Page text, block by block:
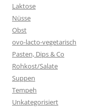
Laktose
Nüsse
Obst
ovo-lacto-vegetarisch
Pasten, Dips & Co
Rohkost/Salate
Suppen
Tempeh
Unkategorisiert